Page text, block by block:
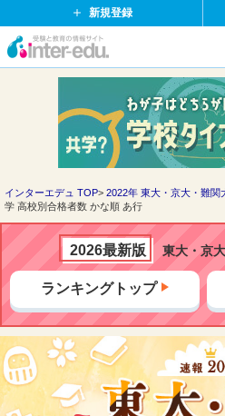
新規登録
イ
ド
ッ
ト
インターエデュ TOP 2022年 東大・京大・難関
学 高校別合格者数 かな順 あ行
2026最新版 東大・京
ランキングトップ